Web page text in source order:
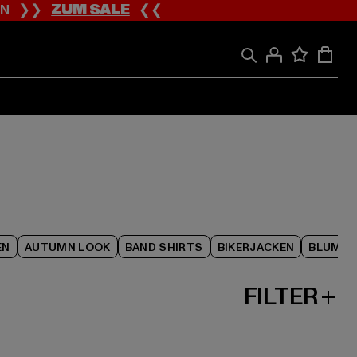
❯❯ZUM SALE❮❮
AUTUMN LOOK BAND SHIRTS BIKERJACKEN
FILTER